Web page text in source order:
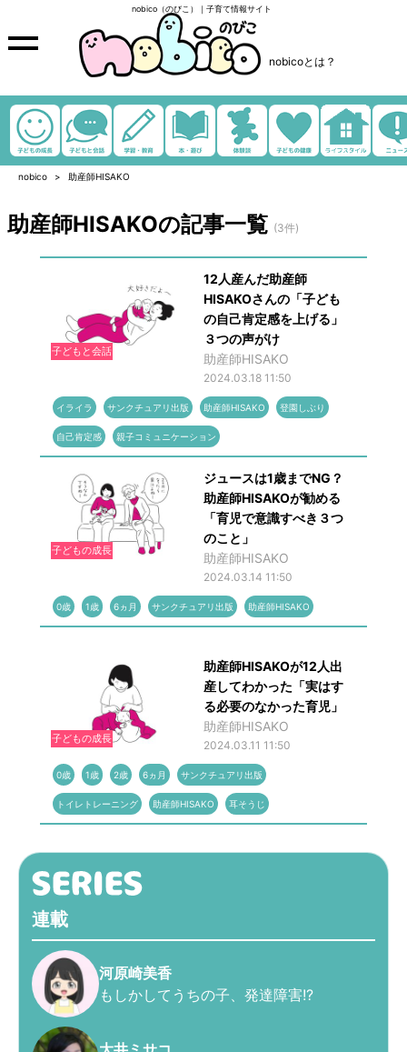
nobico（のびこ）｜子育て情報サイト
nobicoとは？
nobico 助産師HISAKO
助産師HISAKOの記事一覧 (3件)
子どもと会話
12人産んだ助産師
HISAKOさんの「子ども
の自己肯定感を上げる」
３つの声がけ
助産師HISAKO
2024.03.18 11:50
イライラ サンクチュアリ出版 助産師HISAKO 登園しぶり
自己肯定感 親子コミュニケーション
子どもの成長
ジュースは1歳までNG？
助産師HISAKOが勧める
「育児で意識すべき３つ
のこと」
助産師HISAKO
2024.03.14 11:50
0歳 1歳 6ヵ月 サンクチュアリ出版 助産師HISAKO
子どもの成長
助産師HISAKOが12人出
産してわかった「実はす
る必要のなかった育児」
助産師HISAKO
2024.03.11 11:50
0歳 1歳 2歳 6ヵ月 サンクチュアリ出版
トイレトレーニング 助産師HISAKO 耳そうじ
連載
河原崎美香
もしかしてうちの子、発達障害!?